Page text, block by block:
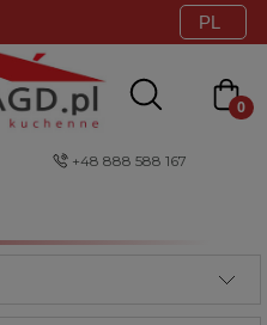
+48 888 588 167